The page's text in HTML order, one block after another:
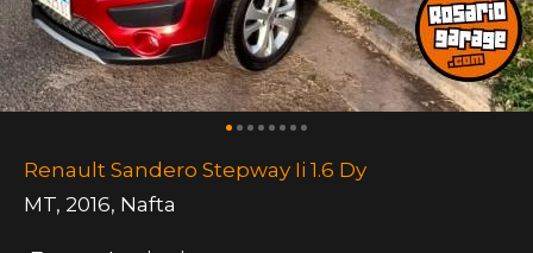
Renault Sandero Stepway Ii 1.6 Dy
MT, 2016, Nafta